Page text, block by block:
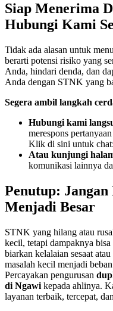
Siap Menerima
Hubungi Kami
Tidak ada alasan untuk
berarti potensi risiko yang
Anda, hindari denda, dan
Anda dengan STNK yang
Segera ambil langkah
Hubungi kami
merespons
Klik di sini untuk chat:
Atau kunjungi
komunikasi lainnya
Penutup:
Menjadi Besar
STNK yang hilang atau
kecil, tetapi dampaknya bisa
biarkan kelalaian sesaat
masalah kecil menjadi
Percayakan pengurusan
di Ngawi kepada ahlinya.
layanan terbaik, tercepat,